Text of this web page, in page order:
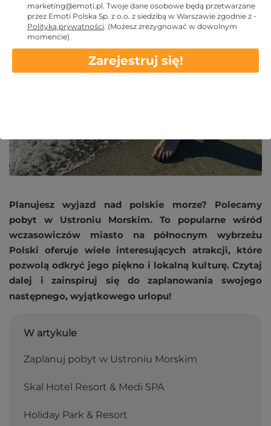
2024 PAŹ 31
Planujesz wyjazd nad polskie morze? Polecamy
pobyt w Ustroniu Morskim. To popularne wśród
wczasowiczów miasto na północnym wybrzeżu
Polski oferuje wiele interesujących atrakcji, które
pozwolą odkryć jego piękno i lokalną kulturę. Czytaj
dalej i zainspiruj się do zaplanowania swojego
następnego, wyjątkowego urlopu!
W artykule
Zaplanuj pobyt w Ustroniu Morskim
Skal Hotel Resort & Medi SPA
Holiday Park & Resort
marketing@emoti.pl. Twoje dane osobowe będą przetwarzane
przez Emoti Polska Sp. z o.o. z siedzibą w Warszawie zgodnie z -
Polityką prywatności. (Możesz zrezygnować w dowolnym
momencie)
Zarejestruj się!